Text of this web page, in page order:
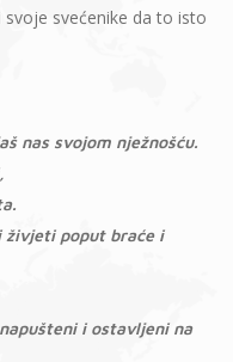
svećenike da to isto
nas svojom nježnošću.
živjeti poput braće i
i ostavljeni na